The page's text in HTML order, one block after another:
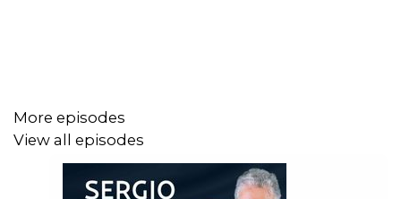
More episodes
View all episodes